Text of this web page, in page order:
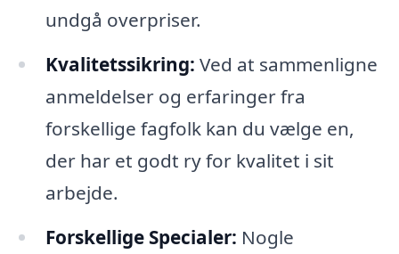
undgå overpriser.
Kvalitetssikring: Ved at sammenligne
anmeldelser og erfaringer fra
forskellige fagfolk kan du vælge en,
der har et godt ry for kvalitet i sit
arbejde.
Forskellige Specialer: Nogle